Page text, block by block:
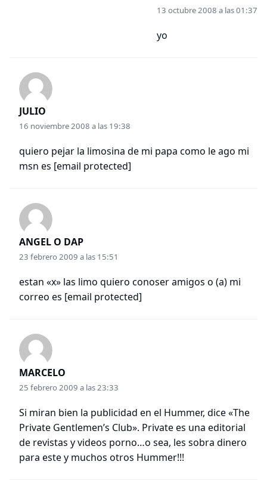
13 octubre 2008 a las 01:37
yo
JULIO
16 noviembre 2008 a las 19:38
quiero pejar la limosina de mi papa como le ago mi
msn es [email protected]
ANGEL O DAP
23 febrero 2009 a las 15:51
estan «x» las limo quiero conoser amigos o (a) mi
correo es [email protected]
MARCELO
25 febrero 2009 a las 23:33
Si miran bien la publicidad en el Hummer, dice «The
Private Gentlemen’s Club». Private es una editorial
de revistas y videos porno…o sea, les sobra dinero
para este y muchos otros Hummer!!!